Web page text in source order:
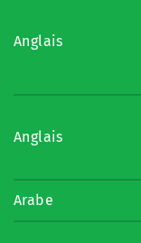
Anglais
Anglais
Arabe